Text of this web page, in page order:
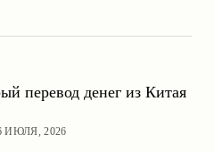
перевод денег из Китая
ИЮЛЯ, 2026